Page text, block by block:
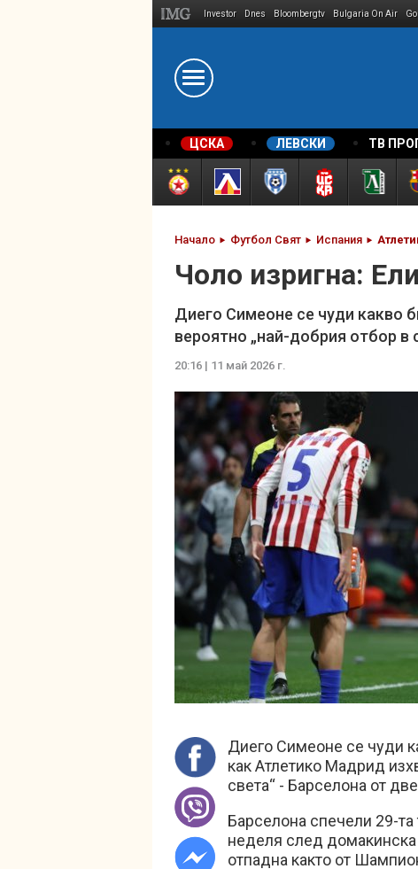
Investor Dnes Bloombergtv Bulgaria On Air
ЦСКА ЛЕВСКИ ТВ
Начало Футбол Свят Испания
Чоло изригна:
Диего Симеоне се чуди какво
вероятно „най-добрия отбор в
20:16 | 11 май 2026 г.
Диего Симеоне се чуди
как Атлетико Мадрид
света“ - Барселона от
Барселона спечели 29-
неделя след
отпадна както от